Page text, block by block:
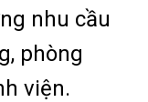
nhu cầu
phòng
viện.